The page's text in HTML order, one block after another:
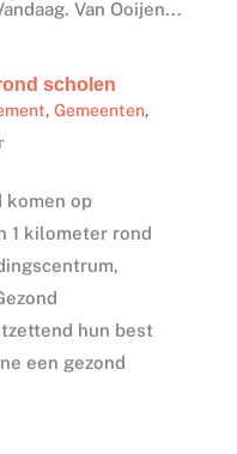
Van Ooijen...
scholen
, Gemeenten,
komen op
1 kilometer rond
hun best
een gezond